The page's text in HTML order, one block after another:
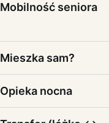
Mobilność seniora
Mieszka sam?
Opieka nocna